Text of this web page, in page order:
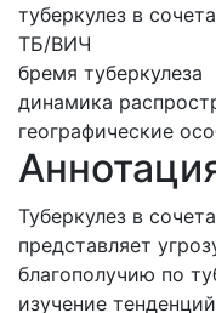
туберкулез в
ТБ/ВИЧ
бремя туберкулеза
динамика
географические
Туберкулез в
представляет
благополучию по
изучение